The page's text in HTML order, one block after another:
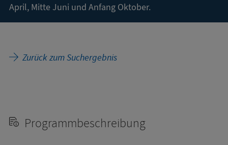
April, Mitte Juni und Anfang Oktober.
Zurück zum Suchergebnis
Programmbeschreibung